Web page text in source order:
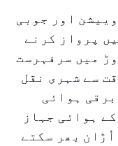
اور جوبی
پرواز کرنے
میں سرفہرست
سے شہری نقل
ہوائی
ہوائی جہاز
بھر سکتے